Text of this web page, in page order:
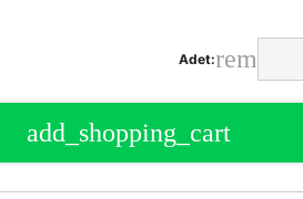
Adet: